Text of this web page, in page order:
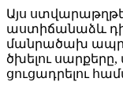
Այս ստվարաթղթե
աստիճանաձև
մանրածախ
ծխելու
ցուցադրելու